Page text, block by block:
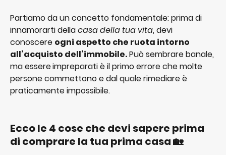
Partiamo da un concetto fondamentale: prima di
innamorarti della casa della tua vita, devi
conoscere ogni aspetto che ruota intorno
all’acquisto dell’immobile. Può sembrare banale,
ma essereimpreparati è il primo errore che molte
persone commettono e dal quale rimediare è
praticamente impossibile.
Ecco le 4 cose che devi sapere prima
di comprare la tua prima casa 🏡